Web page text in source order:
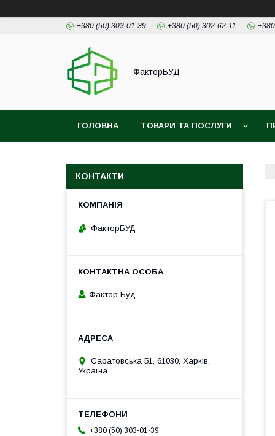
+380 (50) 303-01-39 +380 (50) 302-62-11
ФакторБУД
ГОЛОВНА ТОВАРИ ТА ПОСЛУГИ
КОНТАКТИ
ФакторБУД
Фактор Буд
Саратовська 51, 61030, Харків,
Україна
+380 (50) 303-01-39